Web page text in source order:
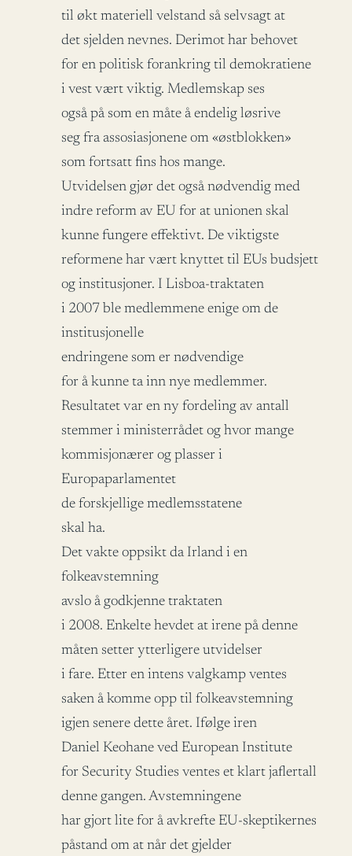
til økt materiell velstand så selvsagt at
det sjelden nevnes. Derimot har behovet
for en politisk forankring til demokratiene
i vest vært viktig. Medlemskap ses
også på som en måte å endelig løsrive
seg fra assosiasjonene om «østblokken»
som fortsatt fins hos mange.
Utvidelsen gjør det også nødvendig med
indre reform av EU for at unionen skal
kunne fungere effektivt. De viktigste
reformene har vært knyttet til EUs budsjett
og institusjoner. I Lisboa-traktaten
i 2007 ble medlemmene enige om de
institusjonelle
endringene som er nødvendige
for å kunne ta inn nye medlemmer.
Resultatet var en ny fordeling av antall
stemmer i ministerrådet og hvor mange
kommisjonærer og plasser i
Europaparlamentet
de forskjellige medlemsstatene
skal ha.
Det vakte oppsikt da Irland i en
folkeavstemning
avslo å godkjenne traktaten
i 2008. Enkelte hevdet at irene på denne
måten setter ytterligere utvidelser
i fare. Etter en intens valgkamp ventes
saken å komme opp til folkeavstemning
igjen senere dette året. Ifølge iren
Daniel Keohane ved European Institute
for Security Studies ventes et klart jaflertall
denne gangen. Avstemningene
har gjort lite for å avkrefte EU-skeptikernes
påstand om at når det gjelder